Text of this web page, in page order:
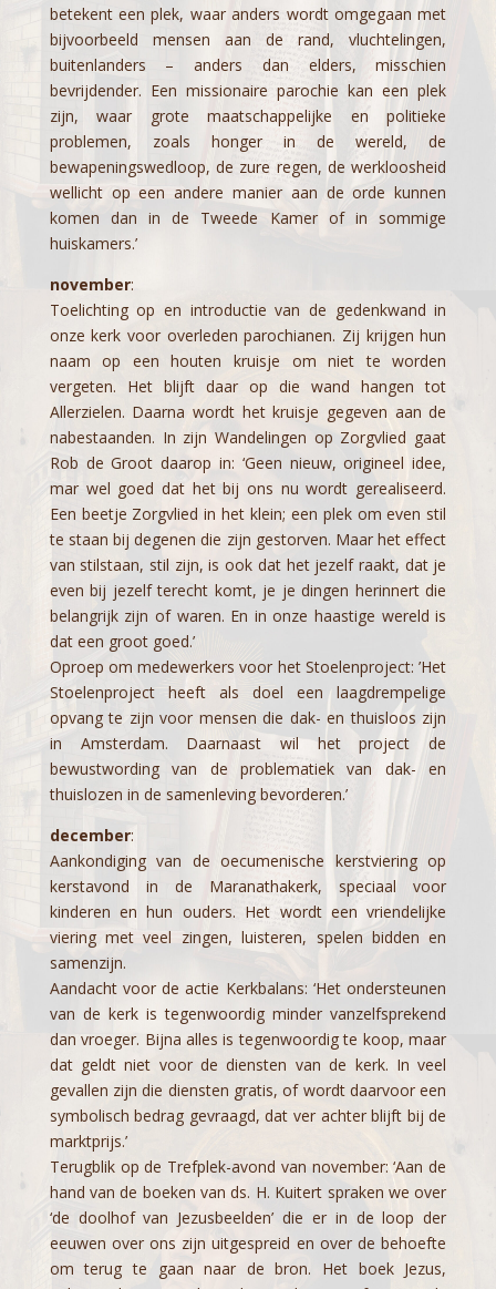
betekent een plek, waar anders wordt omgegaan met
bijvoorbeeld mensen aan de rand, vluchtelingen,
buitenlanders – anders dan elders, misschien
bevrijdender. Een missionaire parochie kan een plek
zijn, waar grote maatschappelijke en politieke
problemen, zoals honger in de wereld, de
bewapeningswedloop, de zure regen, de werkloosheid
wellicht op een andere manier aan de orde kunnen
komen dan in de Tweede Kamer of in sommige
huiskamers.’
november:
Toelichting op en introductie van de gedenkwand in
onze kerk voor overleden parochianen. Zij krijgen hun
naam op een houten kruisje om niet te worden
vergeten. Het blijft daar op die wand hangen tot
Allerzielen. Daarna wordt het kruisje gegeven aan de
nabestaanden. In zijn Wandelingen op Zorgvlied gaat
Rob de Groot daarop in: ‘Geen nieuw, origineel idee,
mar wel goed dat het bij ons nu wordt gerealiseerd.
Een beetje Zorgvlied in het klein; een plek om even stil
te staan bij degenen die zijn gestorven. Maar het effect
van stilstaan, stil zijn, is ook dat het jezelf raakt, dat je
even bij jezelf terecht komt, je je dingen herinnert die
belangrijk zijn of waren. En in onze haastige wereld is
dat een groot goed.’
Oproep om medewerkers voor het Stoelenproject: ’Het
Stoelenproject heeft als doel een laagdrempelige
opvang te zijn voor mensen die dak- en thuisloos zijn
in Amsterdam. Daarnaast wil het project de
bewustwording van de problematiek van dak- en
thuislozen in de samenleving bevorderen.’
december:
Aankondiging van de oecumenische kerstviering op
kerstavond in de Maranathakerk, speciaal voor
kinderen en hun ouders. Het wordt een vriendelijke
viering met veel zingen, luisteren, spelen bidden en
samenzijn.
Aandacht voor de actie Kerkbalans: ‘Het ondersteunen
van de kerk is tegenwoordig minder vanzelfsprekend
dan vroeger. Bijna alles is tegenwoordig te koop, maar
dat geldt niet voor de diensten van de kerk. In veel
gevallen zijn die diensten gratis, of wordt daarvoor een
symbolisch bedrag gevraagd, dat ver achter blijft bij de
marktprijs.’
Terugblik op de Trefplek-avond van november: ‘Aan de
hand van de boeken van ds. H. Kuitert spraken we over
‘de doolhof van Jezusbeelden’ die er in de loop der
eeuwen over ons zijn uitgespreid en over de behoefte
om terug te gaan naar de bron. Het boek Jezus,